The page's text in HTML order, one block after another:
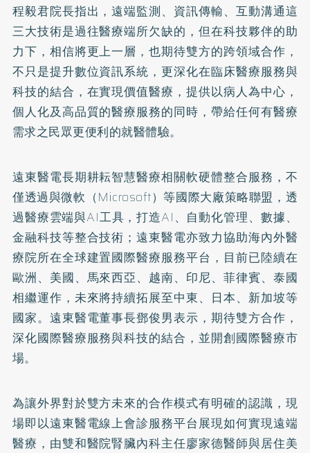
程毅君院長指出，遠端監測、資訊傳輸、互動溝通這
三大技術是過往醫療端所欠缺的，但在科技夥伴的助
力下，相信將更上一層，也期待雙方的跨領域合作，
不只是提升數位資訊系統，更深化在臨床醫療服務與
科技的結合，在實現價值醫療，提供以病人為中心，
個人化及高品質的醫療服務的同時，帶給任何有醫療
需求之民眾更便利的就醫體驗。
遠東醫電長期耕耘智慧醫療相關軟硬體整合服務，不
僅透過與微軟（Microsoft）等國際大廠策略聯盟，透
過醫療雲端與AI工具，打造AI、自動化管理、數據、
金融科技等整合技術；遠東醫電亦致力協助海內外醫
療院所在全球建置國際醫療服務平台，目前已陸續在
歐洲、美國、馬來西亞、越南、印尼、菲律賓、泰國
相繼運作，未來將持續拓展至中東、日本、新加坡等
國家。遠東醫電董事長鄧俊男表示，期待雙方合作，
深化國際醫療服務與科技的結合，並開創國際醫療市
場。
為讓外界對於雙方未來的合作模式有明確的認識，現
場即以遠東醫電線上會診服務平台展現如何實現遠端
醫療，由雙和醫院腎臟內科主任廖家德醫師與居住美